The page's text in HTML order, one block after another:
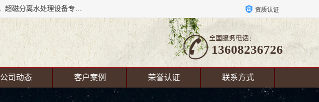
成都源蓉科技公司长期致力于环保技术的研发、设备制造、销售服务。磁分离，超磁分离，矿井水处理，超磁分离水处理设备专业厂家（国家发明专利授权）在水处理领域，公司拥有自己的技术，包括磁分离净化、磁力脱水、精密过滤等，且已获得多项国家发明专利磁分离设备，一级强化设备，磁分离机，磁分离水处理技术服务，超磁分离水处理技术服务。 资质认证
13608236726
公司动态 客户案例 荣誉认证 联系方式